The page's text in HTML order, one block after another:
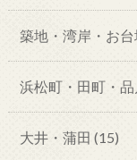
築地・湾岸・お
浜松町・田町・品
大井・蒲田 (15)